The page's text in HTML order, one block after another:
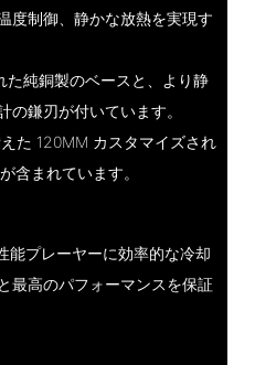
度制御、静かな放熱を実現す
純銅製のベースと、より静
鎌刃が付いています。
た 120MM カスタマイズされ
含まれています。
能プレーヤーに効率的な冷却
最高のパフォーマンスを保証